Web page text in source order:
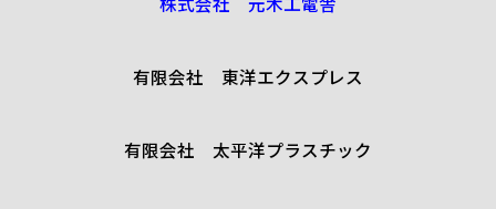
有限会社 東洋エクスプレス
有限会社 太平洋プラスチック